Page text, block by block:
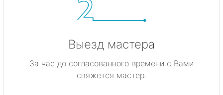
Выезд мастера
За час до согласованного времени с Вами
свяжется мастер.